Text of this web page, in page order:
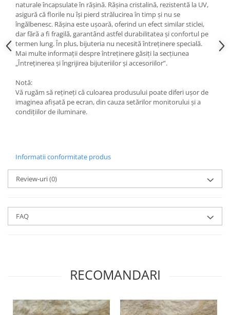
Semn de carte
Accesorii
Produse personalizate (mărturii)
Produse zero waste
Ambalaj cu ceară de albine pentru
alimente
Șervețel ecologic pentru sandiș
Prosop de bucătărie "NU-hârtie"
Suport pentru tacâmuri de
călătorie
legume
Card cadou
TOATE Bijuteriile și Accesoriile
TOATE Produsele Personalizate
naturale încapsulate în rășină. Rășina cristalină, rezistentă la UV,
asigură că florile nu își pierd strălucirea în timp și nu se
îngălbenesc. Rășina este ușoară, oferind un efect similar sticlei,
dar fără a fi fragilă, garantând astfel durabilitatea și confortul pe
termen lung. În plus, bijuteria nu necesită întreținere specială.
Mai multe informații despre întreținere găsiți la secțiunea
„Întreținerea și îngrijirea bijuteriilor și accesoriilor”.
Notă:
Vă rugăm să rețineți că culoarea produsului poate diferi ușor de
imaginea afișată pe ecran, din cauza setărilor monitorului și a
condițiilor de iluminare.
Informatii conformitate produs
Review-uri(0)
FAQ
RECOMANDARI